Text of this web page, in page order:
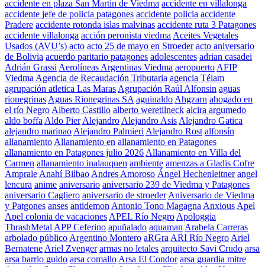
accidente en plaza San Martin de Viedma accidente en villalonga
accidente jefe de policia patagones accidente policia accidente
Pradere accidente rotonda islas malvinas accidente ruta 3 Patagones
accidente villalonga acción peronista viedma Aceites Vegetales
Usados (AVU’s) acto acto 25 de mayo en Stroeder acto aniversario
de Bolivia acuerdo paritario patagones adolescentes adrian casadei
Adrián Grassi Aerolíneas Argentinas Viedma aeropuerto AFIP
Viedma Agencia de Recaudación Tributaria agencia Télam
agrupación atletica Las Maras Agrupación Raúl Alfonsin aguas
rionegrinas Aguas Rionegrinas SA aguinaldo Ahgzarn ahogado en
el río Negro Alberto Castillo alberto weretilneck alcira argumedo
aldo boffa Aldo Pier Alejandro Alejandro Asis Alejandro Gatica
alejandro marinao Alejandro Palmieri Alejandro Rost alfonsín
allanamiento Allanamiento en allanamiento en Patagones
allanamiento en Patagones julio 2026 Allanamiento en Villa del
Carmen allanamiento inalauquen ambiente amenzas a Gladis Cofre
Amprale Anahí Bilbao Andres Amoroso Ángel Hechenleitner angel
lencura anime aniversario aniversario 239 de Viedma y Patagones
aniversario Cagliero aniversario de stroeder Aniversario de Viedma
y Patgones anses antidemon Antonio Tono Magagna Anxious Apel
Apel colonia de vacaciones APEL Río Negro Apologgia
ThrashMetal APP Ceferino apuñalado aquaman Arabela Carreras
arbolado público Argentino Montero aRGra ARI Río Negro Ariel
Bernatene Ariel Zvenger armas no letales arquitecto Savi Crudo arsa
arsa barrio guido arsa comallo Arsa El Condor arsa guardia mitre